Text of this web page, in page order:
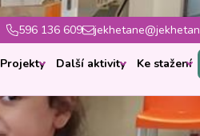
Projekty Další aktivity Ke stažení
596 136 609